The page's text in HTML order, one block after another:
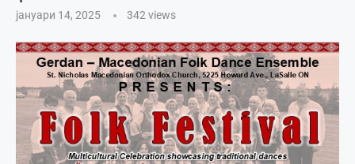
јануари 14, 2025 342 views